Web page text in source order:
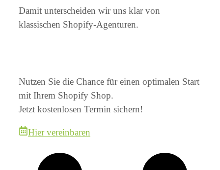
Damit unterscheiden wir uns klar von
klassischen Shopify-Agenturen.
Nutzen Sie die Chance für einen optimalen Start
mit Ihrem Shopify Shop.
Jetzt kostenlosen Termin sichern!
Hier vereinbaren